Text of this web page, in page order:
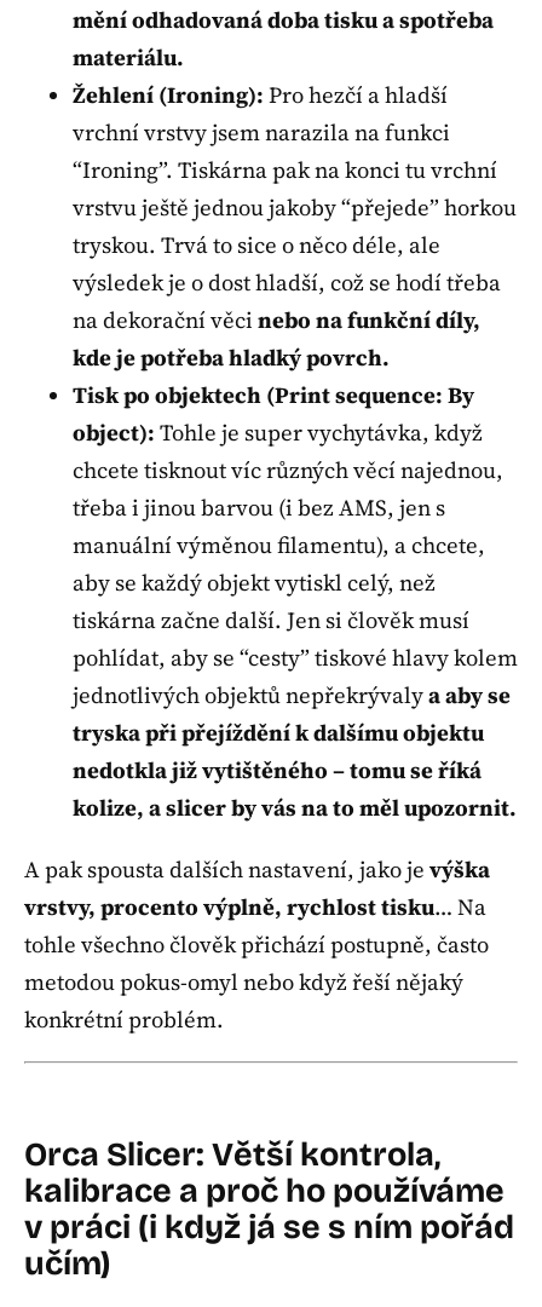
mění odhadovaná doba tisku a spotřeba
materiálu.
Žehlení (Ironing): Pro hezčí a hladší
vrchní vrstvy jsem narazila na funkci
“Ironing”. Tiskárna pak na konci tu vrchní
vrstvu ještě jednou jakoby “přejede” horkou
tryskou. Trvá to sice o něco déle, ale
výsledek je o dost hladší, což se hodí třeba
na dekorační věci nebo na funkční díly,
kde je potřeba hladký povrch.
Tisk po objektech (Print sequence: By
object): Tohle je super vychytávka, když
chcete tisknout víc různých věcí najednou,
třeba i jinou barvou (i bez AMS, jen s
manuální výměnou filamentu), a chcete,
aby se každý objekt vytiskl celý, než
tiskárna začne další. Jen si člověk musí
pohlídat, aby se “cesty” tiskové hlavy kolem
jednotlivých objektů nepřekrývalya aby se
tryska při přejíždění k dalšímu objektu
nedotkla již vytištěného – tomu se říká
kolize, a slicer by vás na to měl upozornit.
A pak spousta dalších nastavení, jako je výška
vrstvy, procento výplně, rychlost tisku… Na
tohle všechno člověk přichází postupně, často
metodou pokus-omyl nebo když řeší nějaký
konkrétní problém.
Orca Slicer: Větší kontrola,
kalibrace a proč ho používáme
v práci (i když já se s ním pořád
učím)